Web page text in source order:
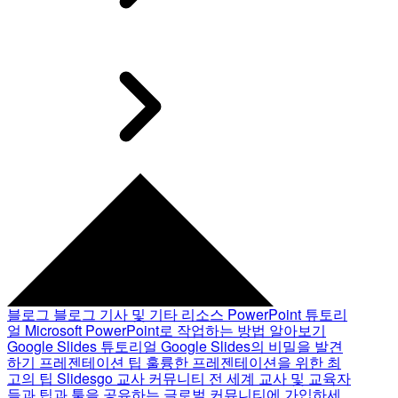
블로그 블로그 기사 및 기타 리소스 PowerPoint 튜토리
얼 Microsoft PowerPoint로 작업하는 방법 알아보기
Google Slides 튜토리얼 Google Slides의 비밀을 발견
하기 프레젠테이션 팁 훌륭한 프레젠테이션을 위한 최
고의 팁 Slidesgo 교사 커뮤니티 전 세계 교사 및 교육자